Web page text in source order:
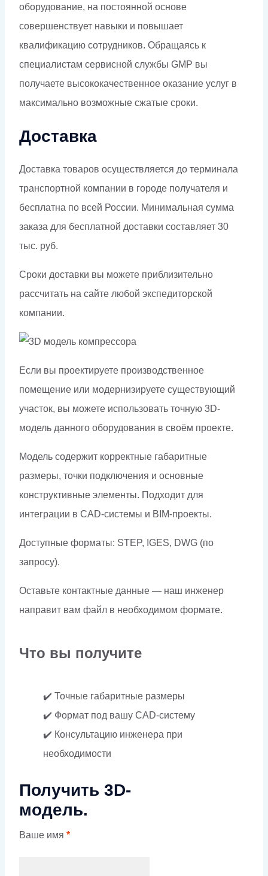
оборудование, на постоянной основе
совершенствует навыки и повышает
квалификацию сотрудников. Обращаясь к
специалистам сервисной службы GMP вы
получаете высококачественное оказание услуг в
максимально возможные сжатые сроки.
Доставка
Доставка товаров осуществляется до терминала
транспортной компании в городе получателя и
бесплатна по всей России. Минимальная сумма
заказа для бесплатной доставки составляет 30
тыс. руб.
Сроки доставки вы можете приблизительно
рассчитать на сайте любой экспедиторской
компании.
Если вы проектируете производственное
помещение или модернизируете существующий
участок, вы можете использовать точную 3D-
модель данного оборудования в своём проекте.
Модель содержит корректные габаритные
размеры, точки подключения и основные
конструктивные элементы. Подходит для
интеграции в CAD-системы и BIM-проекты.
Доступные форматы: STEP, IGES, DWG (по
запросу).
Оставьте контактные данные — наш инженер
направит вам файл в необходимом формате.
Что вы получите
✔️ Точные габаритные размеры
✔️ Формат под вашу CAD-систему
✔️ Консультацию инженера при
необходимости
Получить 3D-
модель.
Ваше имя *